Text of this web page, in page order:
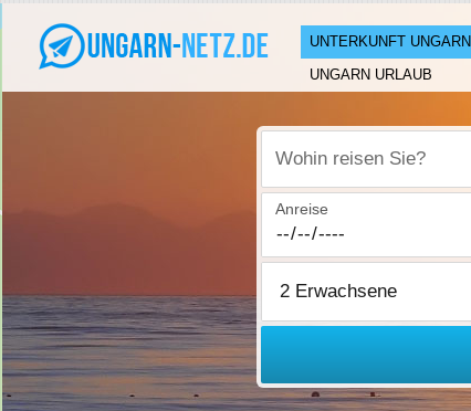
UNTERKUNFT UNGARN
UNGARN URLAUB
Wohin reisen Sie?
Anreise